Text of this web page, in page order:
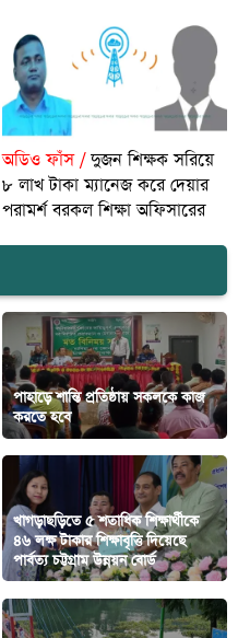
অডিও ফাঁস /দুজন শিক্ষক সরিয়ে
৮ লাখ টাকা ম্যানেজ করে দেয়ার
পরামর্শ বরকল শিক্ষা অফিসারের
পাহাড়ে শান্তি প্রতিষ্ঠায় সকলকে কাজ
করতে হবে
খাগড়াছড়িতে ৫ শতাধিক শিক্ষার্থীকে
৪৬ লক্ষ টাকার শিক্ষাবৃত্তি দিয়েছে
পার্বত্য চট্টগ্রাম উন্নয়ন বোর্ড